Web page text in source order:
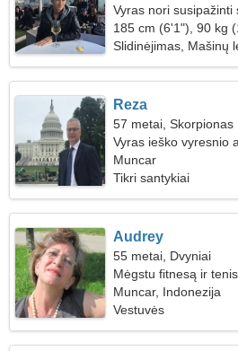
Vyras nori
185 cm (6'1"), 90 kg
Slidinėjimas, Mašinų
Reza
57 metai, Skorpionas
Vyras ieško vyresnio
Muncar
Tikri santykiai
Audrey
55 metai, Dvyniai
Mėgstu fitnesą ir
Muncar, Indonezija
Vestuvės